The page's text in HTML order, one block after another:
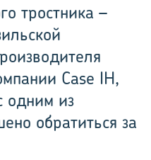
тростника –
Case IH,
одним из
обратиться за